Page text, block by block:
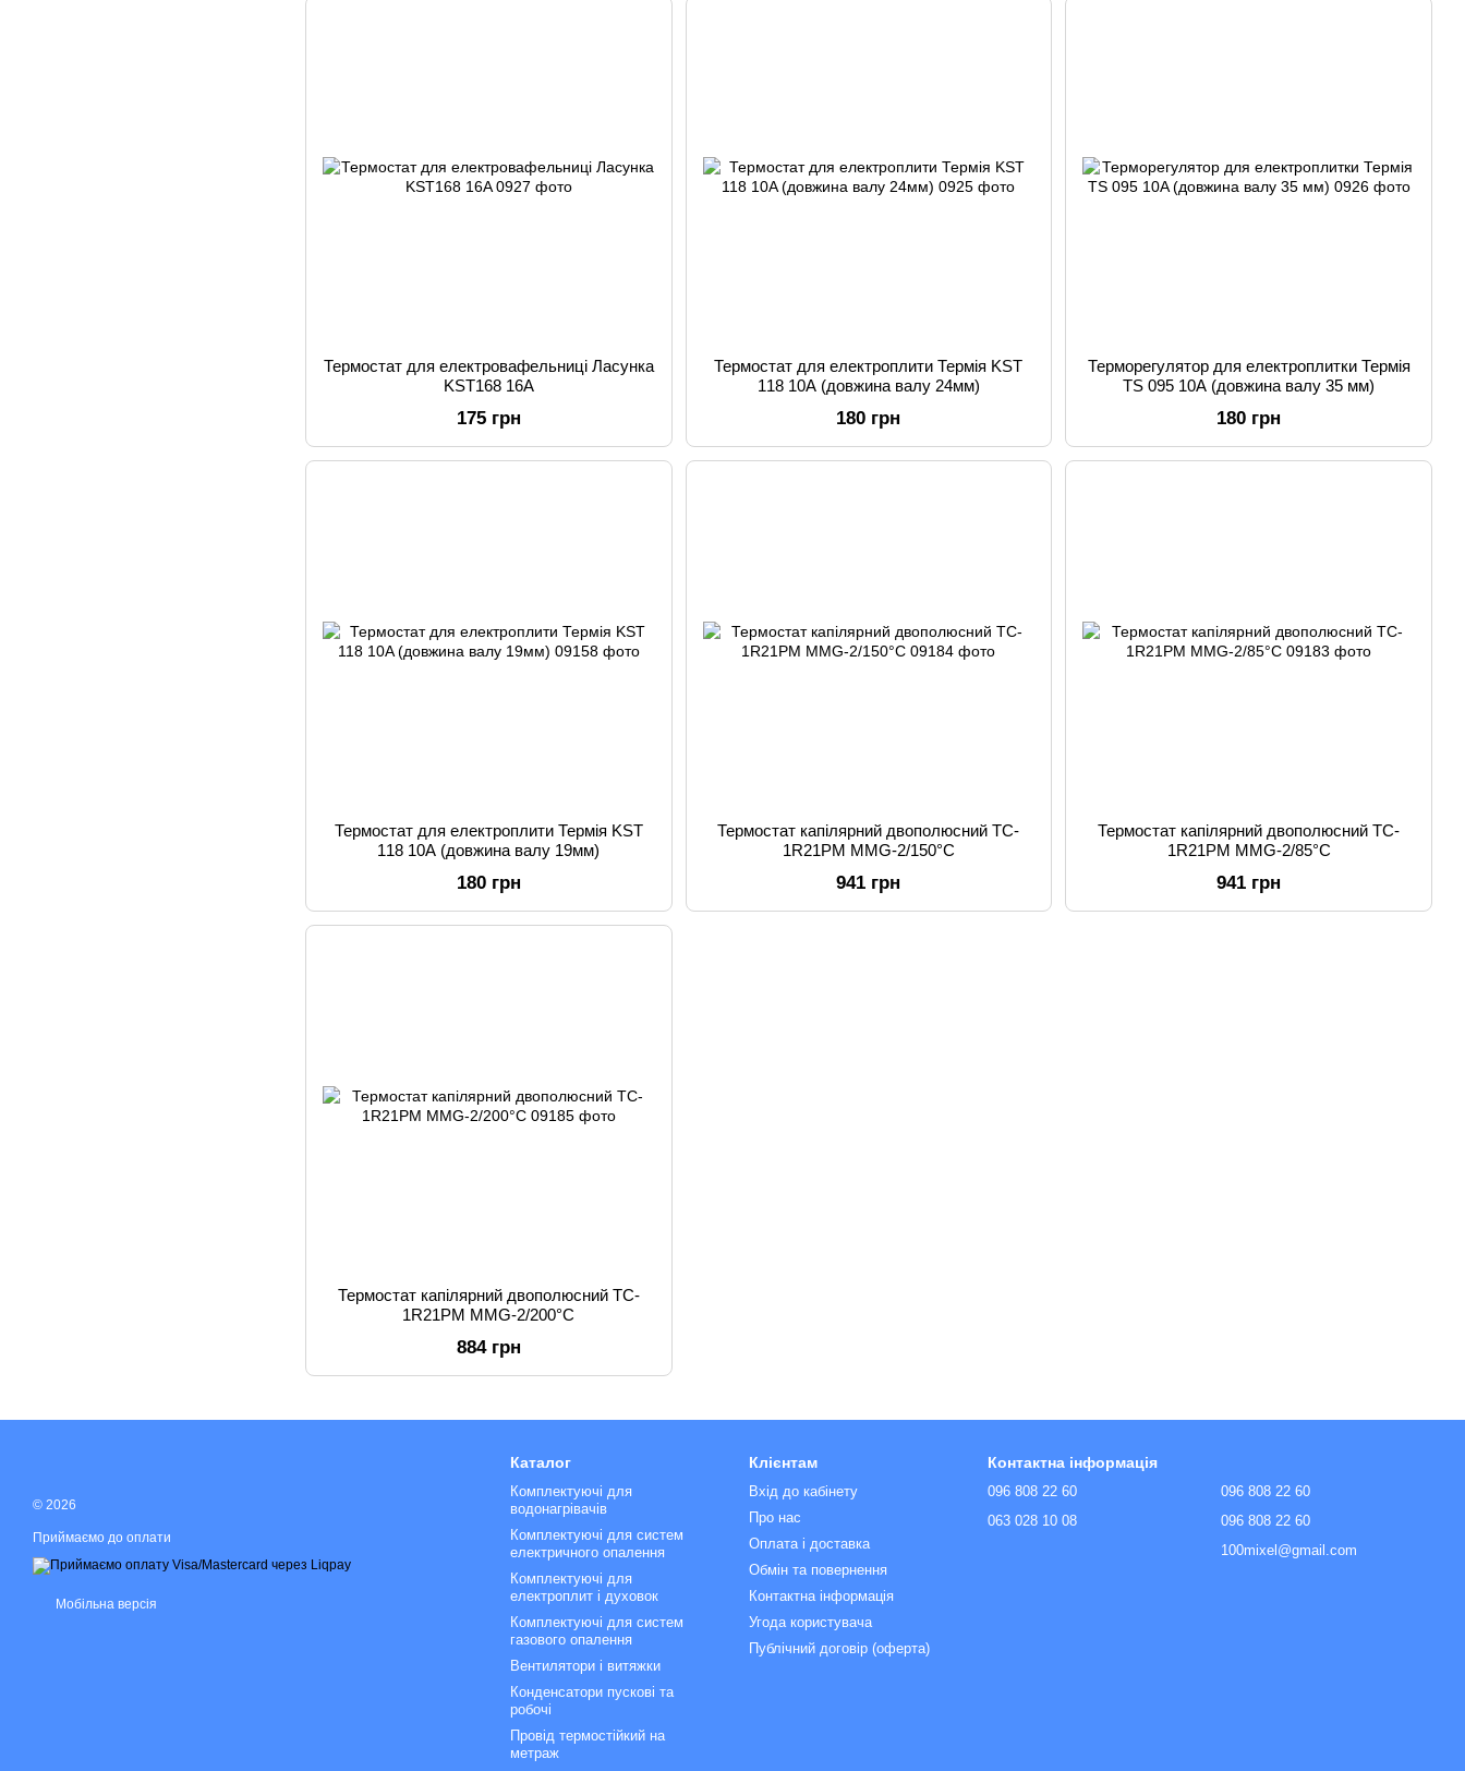
Термостат для електровафельниці Ласунка
KST168 16A
175 грн
Термостат для електроплити Термія KST
118 10A (довжина валу 24мм)
180 грн
Терморегулятор для електроплитки Термія
TS 095 10A (довжина валу 35 мм)
180 грн
Термостат для електроплити Термія KST
118 10A (довжина валу 19мм)
180 грн
Термостат капілярний двополюсний TC-
1R21PM MMG-2/150°C
941 грн
Термостат капілярний двополюсний TC-
1R21PM MMG-2/85°C
941 грн
Термостат капілярний двополюсний TC-
1R21PM MMG-2/200°C
884 грн
© 2026
Приймаємо до оплати
Мобільна версія
Каталог
Комплектуючі для
водонагрівачів
Комплектуючі для систем
електричного опалення
Комплектуючі для
електроплит і духовок
Комплектуючі для систем
газового опалення
Вентилятори і витяжки
Конденсатори пускові та
робочі
Провід термостійкий на
метраж
Клієнтам
Вхід до кабінету
Про нас
Оплата і доставка
Обмін та повернення
Контактна інформація
Угода користувача
Публічний договір (оферта)
Контактна інформація
096 808 22 60
063 028 10 08
096 808 22 60
096 808 22 60
100mixel@gmail.com